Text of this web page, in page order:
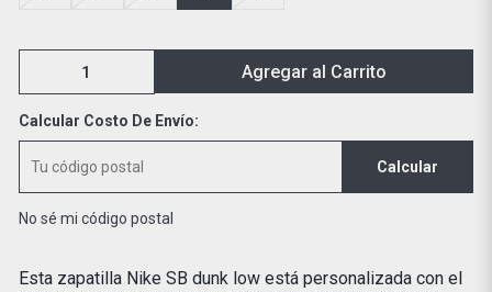
Agregar al Carrito
Calcular Costo De Envío:
Calcular
No sé mi código postal
Esta zapatilla Nike SB dunk low está personalizada con el